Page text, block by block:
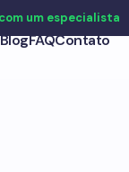
BlogFAQContato
um especialista